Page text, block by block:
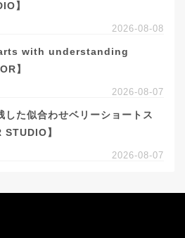
】
2026-08-08
with understanding
】
2026-08-07
した似合わせベリーショートス
】
2026-08-07